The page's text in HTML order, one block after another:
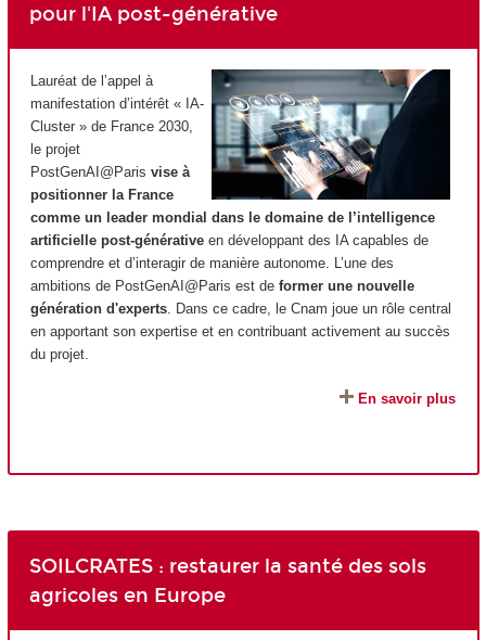
pour l'IA post-générative
Lauréat de l’appel à
manifestation d’intérêt « IA-
Cluster » de France 2030,
le projet
PostGenAI@Paris vise à
positionner la France
comme un leader mondial dans le domaine de l’intelligence
artificielle post-générative en développant des IA capables de
comprendre et d’interagir de manière autonome. L’une des
ambitions de PostGenAI@Paris est de former une nouvelle
génération d'experts. Dans ce cadre, le Cnam joue un rôle central
en apportant son expertise et en contribuant activement au succès
du projet.
En savoir plus
SOILCRATES : restaurer la santé des sols
agricoles en Europe